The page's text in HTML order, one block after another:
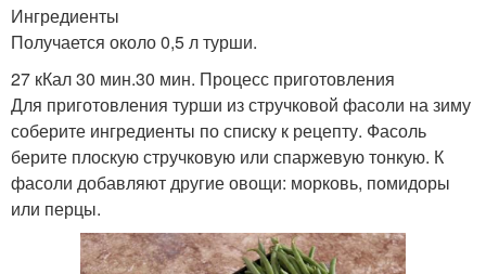
Ингредиенты
Получается около 0,5 л турши.
27 кКал 30 мин.30 мин. Процесс приготовления
Для приготовления турши из стручковой фасоли на зиму
соберите ингредиенты по списку к рецепту. Фасоль
берите плоскую стручковую или спаржевую тонкую. К
фасоли добавляют другие овощи: морковь, помидоры
или перцы.